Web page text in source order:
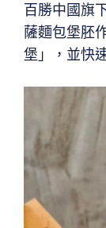
百勝中國旗
薩麵包堡胚
堡」，並快